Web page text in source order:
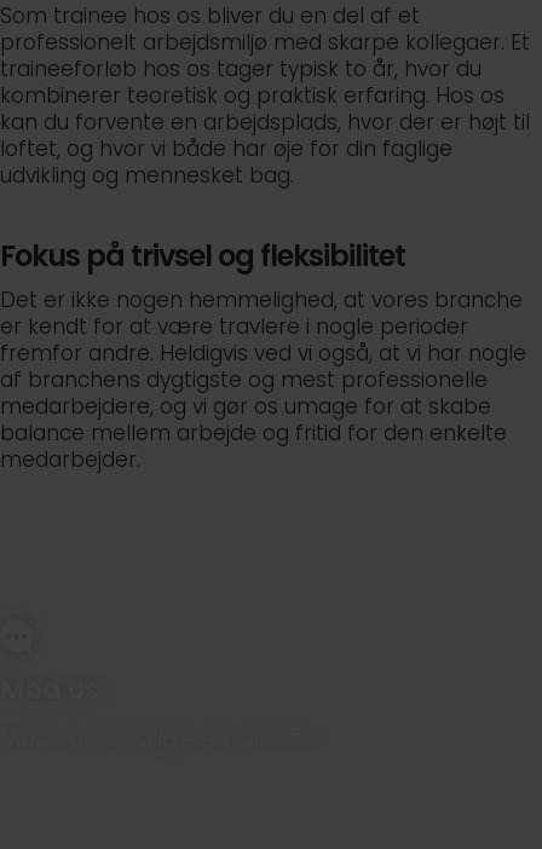
Som trainee hos os bliver du en del af et
professionelt arbejdsmiljø med skarpe kollegaer. Et
traineeforløb hos os tager typisk to år, hvor du
kombinerer teoretisk og praktisk erfaring. Hos os
kan du forvente en arbejdsplads, hvor der er højt til
loftet, og hvor vi både har øje for din faglige
udvikling og mennesket bag.
Fokus på trivsel og fleksibilitet
Det er ikke nogen hemmelighed, at vores branche
er kendt for at være travlere i nogle perioder
fremfor andre. Heldigvis ved vi også, at vi har nogle
af branchens dygtigste og mest professionelle
medarbejdere, og vi gør os umage for at skabe
balance mellem arbejde og fritid for den enkelte
medarbejder.